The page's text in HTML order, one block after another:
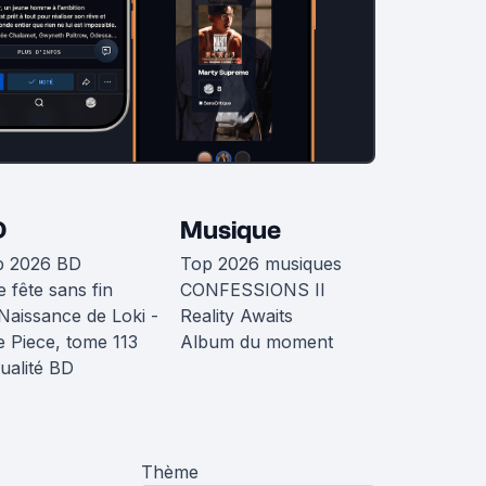
2026 BD
fête sans fin
de Loki -
Piece, tome 113
BD
Musique
Top 2026 musiques
CONFESSIONS II
Reality Awaits
Album du moment
Thème